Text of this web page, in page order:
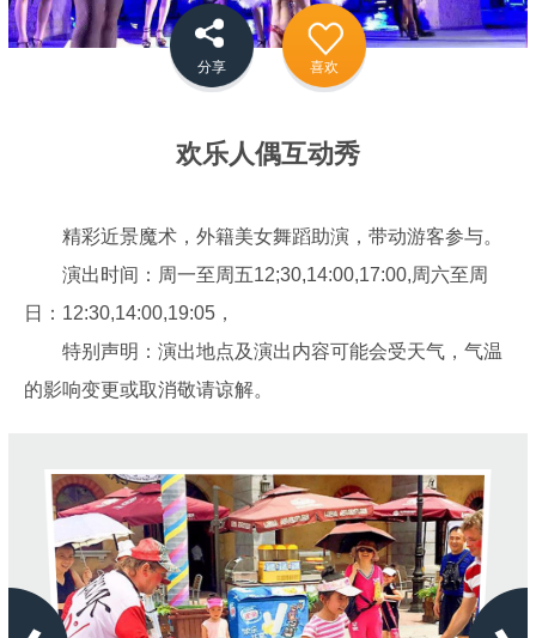
分享 喜欢
欢乐人偶互动秀
精彩近景魔术，外籍美女舞蹈助演，带动游客参与。
演出时间：周一至周五12;30,14:00,17:00,周六至周
日：12:30,14:00,19:05，
特别声明：演出地点及演出内容可能会受天气，气温
的影响变更或取消敬请谅解。